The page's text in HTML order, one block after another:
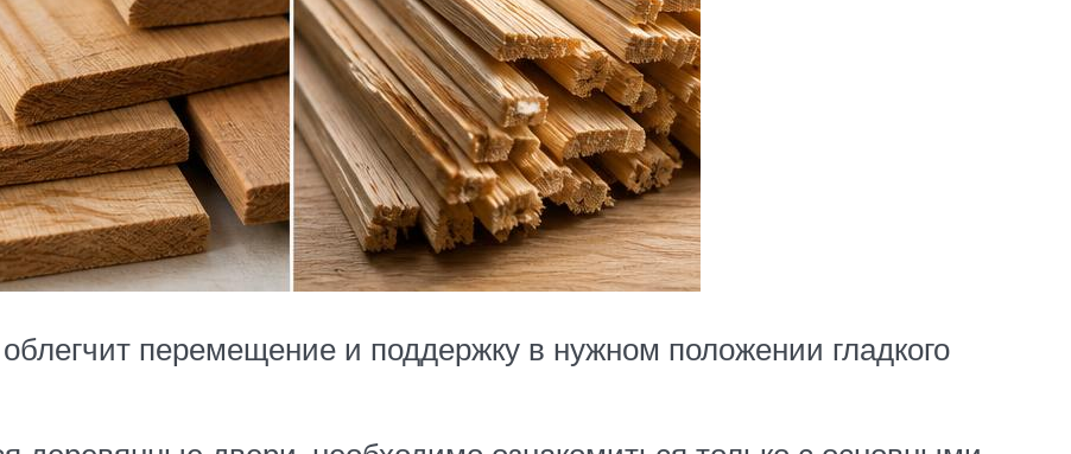
перемещение и поддержку в нужном положении гладкого